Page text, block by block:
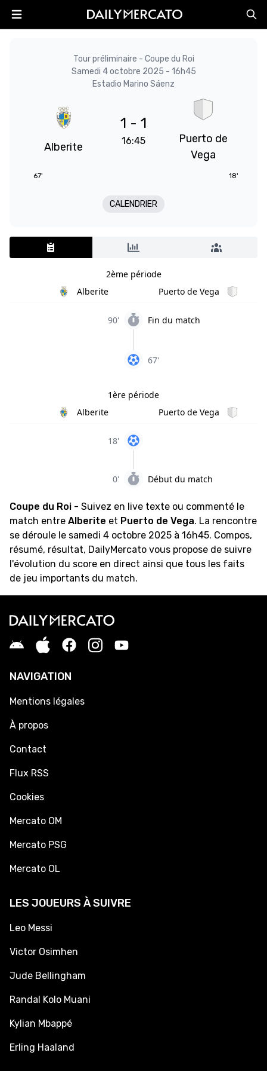
Tour préliminaire - Coupe du Roi
Samedi 4 octobre 2025 - 16h45
Estadio Marino Sáenz
Alberite
1 - 1
16:45
Puerto de
Vega
67' 18'
CALENDRIER
2ème période
Alberite
Puerto de Vega
90' Fin du match
67'
1ère période
Alberite
Puerto de Vega
18'
0' Début du match
Coupe du Roi - Suivez en live texte ou commenté le
match entre Alberite et Puerto de Vega. La rencontre
se déroule le samedi 4 octobre 2025 à 16h45. Compos,
résumé, résultat, DailyMercato vous propose de suivre
l'évolution du score en direct ainsi que tous les faits
de jeu importants du match.
NAVIGATION
Mentions légales
À propos
Contact
Flux RSS
Cookies
Mercato OM
Mercato PSG
Mercato OL
LES JOUEURS À SUIVRE
Leo Messi
Victor Osimhen
Jude Bellingham
Randal Kolo Muani
Kylian Mbappé
Erling Haaland